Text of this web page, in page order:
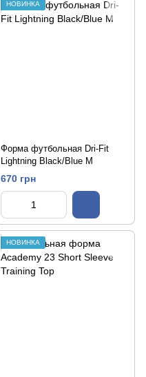
НОВИНКА
Форма футбольная Dri-Fit
Lightning Black/Blue M
670 грн
НОВИНКА